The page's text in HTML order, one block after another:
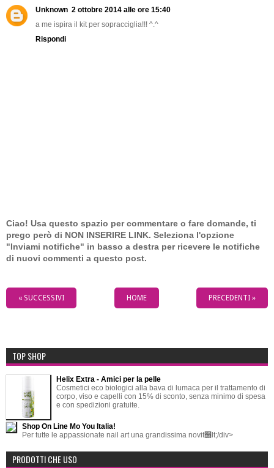
Unknown 2 ottobre 2014 alle ore 15:40
a me ispira il kit per sopracciglia!!! ^.^
Rispondi
Ciao! Usa questo spazio per commentare o fare domande, ti
prego però di NON INSERIRE LINK. Seleziona l'opzione
"Inviami notifiche" in basso a destra per ricevere le notifiche
di nuovi commenti a questo post.
« SUCCESSIVI PRECEDENTI »
HOME
TOP SHOP
Helix Extra - Amici per la pelle
Cosmetici eco biologici alla bava di lumaca per il trattamento di
corpo, viso e capelli con 15% di sconto, senza minimo di spesa
e con spedizioni gratuite.
Shop On Line Mo You Italia!
Per tutte le appassionate nail art una grandissima novit஦lt;/div>
PRODOTTI CHE USO